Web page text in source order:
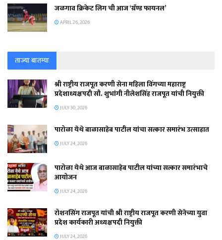
जळगाव क्रिकेट लिग ची आज ‘ग्रॅण्ड फायनल’
APRIL 26, 2026
ताज्या बातम्या
श्री राष्ट्रीय राजपूत करणी सेना महिला विंगच्या महाराष्ट्र
प्रदेशाध्यक्षपदी सौ. शुभांगी नीलेशसिंह राजपूत यांची नियुक्ती
JULY 30, 2026
पारोळा येथे बाळासाहेब पाटील यांचा सत्कार समारंभ उत्साहात
JULY 24, 2026
पारोळा येथे आज बाळासाहेब पाटील यांच्या सत्कार समारंभाचे
आयोजन
JULY 24, 2026
रोशनसिंग राजपूत यांची श्री राष्ट्रीय राजपूत करणी सेनेच्या युवा
प्रदेश कार्यकारी अध्यक्षपदी नियुक्ती
JULY 24, 2026